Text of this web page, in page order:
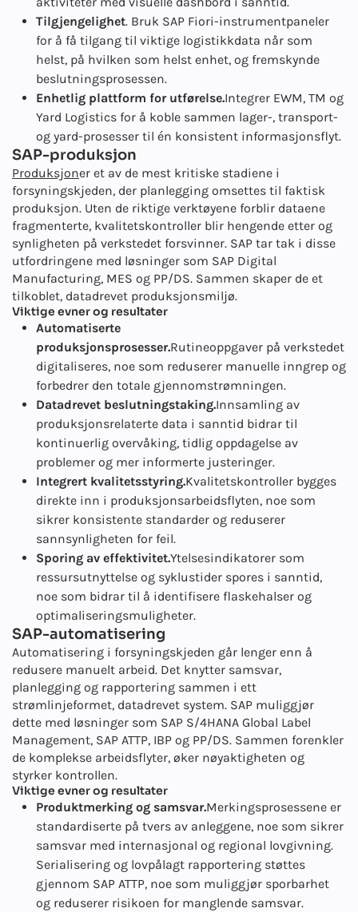
Tilgjengelighet. Bruk SAP Fiori-instrumentpaneler
for å få tilgang til viktige logistikkdata når som
helst, på hvilken som helst enhet, og fremskynde
beslutningsprosessen.
Enhetlig plattform for utførelse.Integrer EWM, TM og
Yard Logistics for å koble sammen lager-, transport-
og yard-prosesser til én konsistent informasjonsflyt.
SAP-produksjon
Produksjoner et av de mest kritiske stadiene i
forsyningskjeden, der planlegging omsettes til faktisk
produksjon. Uten de riktige verktøyene forblir dataene
fragmenterte, kvalitetskontroller blir hengende etter og
synligheten på verkstedet forsvinner. SAP tar tak i disse
utfordringene med løsninger som SAP Digital
Manufacturing, MES og PP/DS. Sammen skaper de et
tilkoblet, datadrevet produksjonsmiljø.
Viktige evner og resultater
Automatiserte
produksjonsprosesser.Rutineoppgaver på verkstedet
digitaliseres, noe som reduserer manuelle inngrep og
forbedrer den totale gjennomstrømningen.
Datadrevet beslutningstaking.Innsamling av
produksjonsrelaterte data i sanntid bidrar til
kontinuerlig overvåking, tidlig oppdagelse av
problemer og mer informerte justeringer.
Integrert kvalitetsstyring.Kvalitetskontroller bygges
direkte inn i produksjonsarbeidsflyten, noe som
sikrer konsistente standarder og reduserer
sannsynligheten for feil.
Sporing av effektivitet.Ytelsesindikatorer som
ressursutnyttelse og syklustider spores i sanntid,
noe som bidrar til å identifisere flaskehalser og
optimaliseringsmuligheter.
SAP-automatisering
Automatisering i forsyningskjeden går lenger enn å
redusere manuelt arbeid. Det knytter samsvar,
planlegging og rapportering sammen i ett
strømlinjeformet, datadrevet system. SAP muliggjør
dette med løsninger som SAP S/4HANA Global Label
Management, SAP ATTP, IBP og PP/DS. Sammen forenkler
de komplekse arbeidsflyter, øker nøyaktigheten og
styrker kontrollen.
Viktige evner og resultater
Produktmerking og samsvar.Merkingsprosessene er
standardiserte på tvers av anleggene, noe som sikrer
samsvar med internasjonal og regional lovgivning.
Serialisering og lovpålagt rapportering støttes
gjennom SAP ATTP, noe som muliggjør sporbarhet
og reduserer risikoen for manglende samsvar.